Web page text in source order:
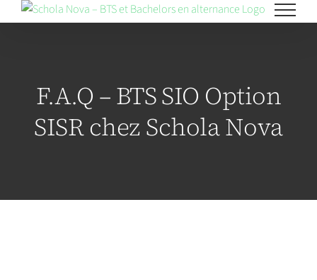
to
F.A.Q – BTS SIO Option
SISR chez Schola Nova